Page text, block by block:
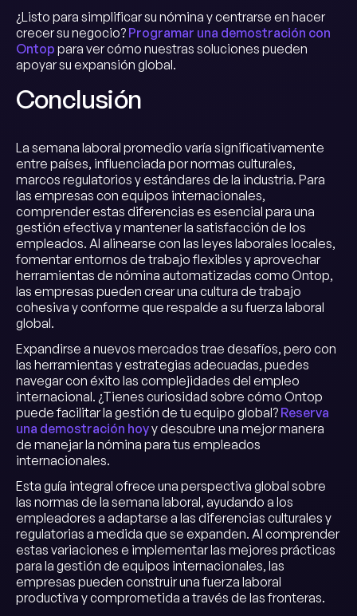
¿Listo para simplificar su nómina y centrarse en hacer
crecer su negocio? Programar una demostración con
Ontop para ver cómo nuestras soluciones pueden
apoyar su expansión global.
Conclusión
La semana laboral promedio varía significativamente
entre países, influenciada por normas culturales,
marcos regulatorios y estándares de la industria. Para
las empresas con equipos internacionales,
comprender estas diferencias es esencial para una
gestión efectiva y mantener la satisfacción de los
empleados. Al alinearse con las leyes laborales locales,
fomentar entornos de trabajo flexibles y aprovechar
herramientas de nómina automatizadas como Ontop,
las empresas pueden crear una cultura de trabajo
cohesiva y conforme que respalde a su fuerza laboral
global.
Expandirse a nuevos mercados trae desafíos, pero con
las herramientas y estrategias adecuadas, puedes
navegar con éxito las complejidades del empleo
internacional. ¿Tienes curiosidad sobre cómo Ontop
puede facilitar la gestión de tu equipo global? Reserva
una demostración hoyy descubre una mejor manera
de manejar la nómina para tus empleados
internacionales.
Esta guía integral ofrece una perspectiva global sobre
las normas de la semana laboral, ayudando a los
empleadores a adaptarse a las diferencias culturales y
regulatorias a medida que se expanden. Al comprender
estas variaciones e implementar las mejores prácticas
para la gestión de equipos internacionales, las
empresas pueden construir una fuerza laboral
productiva y comprometida a través de las fronteras.